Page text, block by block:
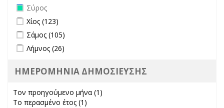
Remove Σύρος filter
Σύρος
Apply Χίος filter
Χίος (123)
Apply Σάμος filter
Σάμος (105)
Apply Λήμνος filter
Λήμνος (26)
ΗΜΕΡΟΜΗΝΙΑ ΔΗΜΟΣΙΕΥΣΗΣ
Τον προηγούμενο μήνα (1)
Το περασμένο έτος (1)